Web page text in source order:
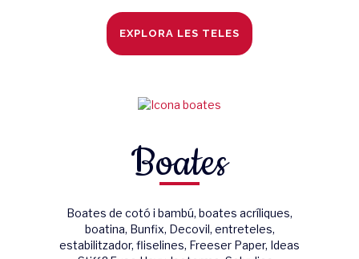
EXPLORA LES TELES
Boates
Boates de cotó i bambú, boates acríliques,
boatina, Bunfix, Decovil, entreteles,
estabilitzador, fliselines, Freeser Paper, Ideas